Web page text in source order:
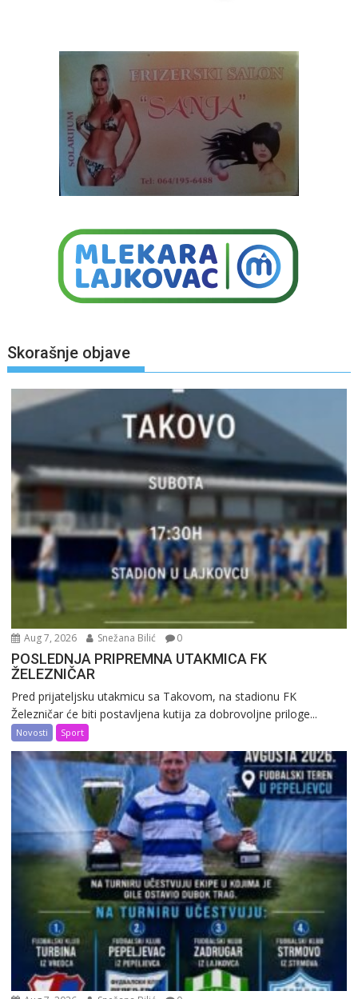
Skorašnje objave
Aug 7, 2026 Snežana Bilić 0
POSLEDNJA PRIPREMNA UTAKMICA FK
ŽELEZNIČAR
Pred prijateljsku utakmicu sa Takovom, na stadionu FK
Železničar će biti postavljena kutija za dobrovoljne priloge...
Novosti Sport